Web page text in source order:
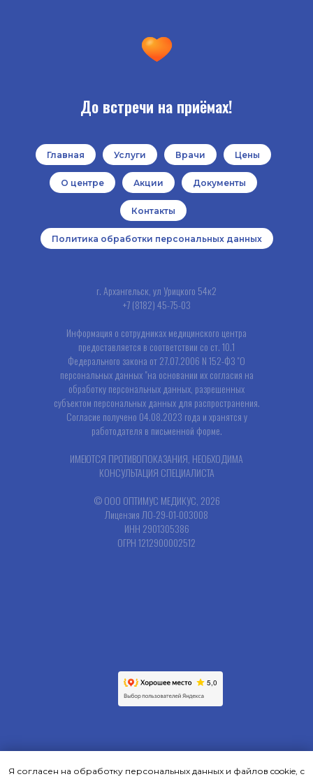
До встречи на приёмах!
Главная Услуги Врачи Цены
О центре Акции Документы
Контакты
Политика обработки персональных данных
г. Архангельск, ул Урицкого 54к2
+7 (8182) 45-75-03
Информация о сотрудниках медицинского центра
предоставляется в соответствии со ст. 10.1
Федерального закона от 27.07.2006 N 152-ФЗ "О
персональных данных "на основании их согласия на
обработку персональных данных, разрешенных
субъектом персональных данных для распространения.
Согласие получено 04.08.2023 года и хранятся у
работодателя в письменной форме.
ИМЕЮТСЯ ПРОТИВОПОКАЗАНИЯ, НЕОБХОДИМА
КОНСУЛЬТАЦИЯ СПЕЦИАЛИСТА
© ООО ОПТИМУС МЕДИКУС, 2026
Лицензия ЛО-29-01-003008
ИНН 2901305386
ОГРН 1212900002512
Я согласен на обработку персональных данных и файлов cookie, с